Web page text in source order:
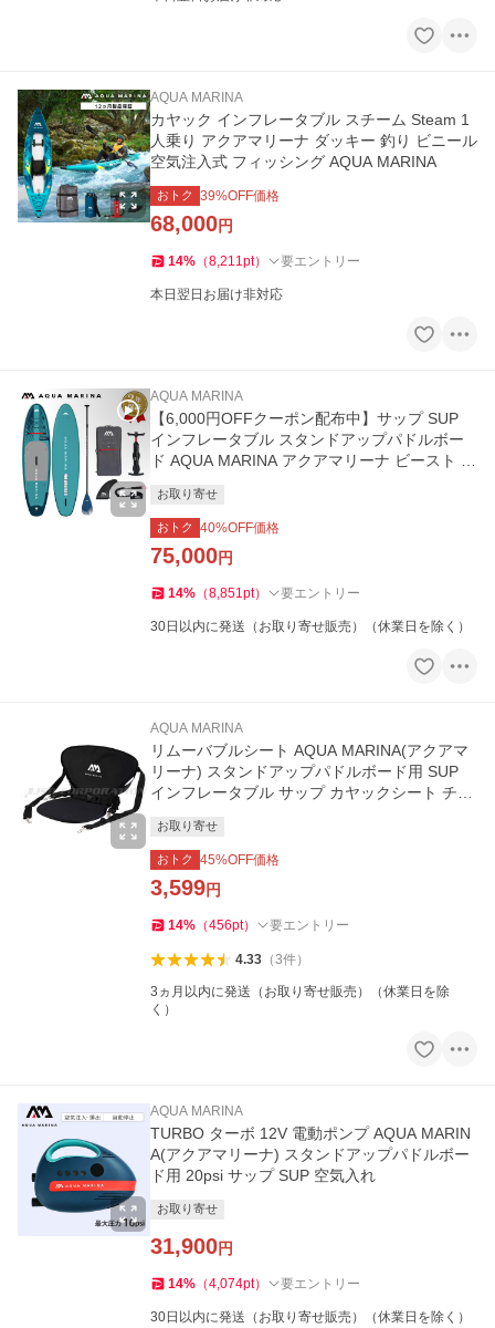
AQUA MARINA
カヤック インフレータブル スチーム Steam 1
人乗り アクアマリーナ ダッキー 釣り ビニール
空気注入式 フィッシング AQUA MARINA
おトク 39%OFF価格
68,000円
14% （8,211pt） 要エントリー
本日翌日お届け非対応
AQUA MARINA
【6,000円OFFクーポン配布中】サップ SUP
インフレータブル スタンドアップパドルボー
ド AQUA MARINA アクアマリーナ ビースト B
お取り寄せ
おトク 40%OFF価格
75,000円
14% （8,851pt） 要エントリー
30日以内に発送（お取り寄せ販売）（休業日を除く）
AQUA MARINA
リムーバブルシート AQUA MARINA(アクアマ
リーナ) スタンドアップパドルボード用 SUP
インフレータブル サップ カヤックシート チェ
お取り寄せ
おトク 45%OFF価格
3,599円
14% （456pt） 要エントリー
4.33（3件）
3ヵ月以内に発送（お取り寄せ販売）（休業日を除
く）
AQUA MARINA
TURBO ターボ 12V 電動ポンプ AQUA MARIN
A(アクアマリーナ) スタンドアップパドルボー
ド用 20psi サップ SUP 空気入れ
お取り寄せ
31,900円
14% （4,074pt） 要エントリー
30日以内に発送（お取り寄せ販売）（休業日を除く）